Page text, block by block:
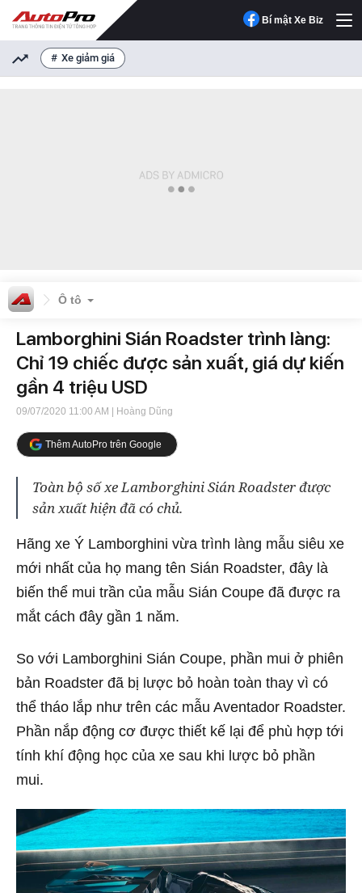
Bí mật Xe Biz
Xe giảm giá
Ô tô
Lamborghini Sián Roadster trình làng:
Chỉ 19 chiếc được sản xuất, giá dự kiến
gần 4 triệu USD
09/07/2020 11:00 AM | Hoàng Dũng
Thêm AutoPro trên Google
Toàn bộ số xe Lamborghini Sián Roadster được
sản xuất hiện đã có chủ.
Hãng xe Ý Lamborghini vừa trình làng mẫu siêu xe
mới nhất của họ mang tên Sián Roadster, đây là
biến thể mui trần của mẫu Sián Coupe đã được ra
mắt cách đây gần 1 năm.
So với Lamborghini Sián Coupe, phần mui ở phiên
bản Roadster đã bị lược bỏ hoàn toàn thay vì có
thể tháo lắp như trên các mẫu Aventador Roadster.
Phần nắp động cơ được thiết kế lại để phù hợp tới
tính khí động học của xe sau khi lược bỏ phần
mui.